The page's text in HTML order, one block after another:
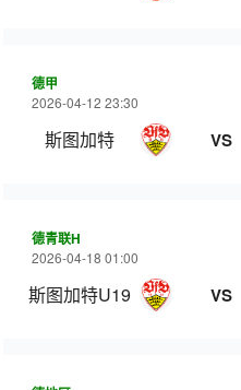
德甲
2026-04-12 23:30
斯图加特 VS
德青联H
2026-04-18 01:00
斯图加特U19 VS